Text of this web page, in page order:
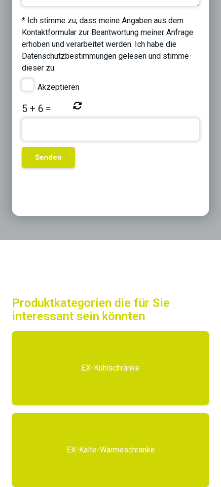
* Ich stimme zu, dass meine Angaben aus dem
Kontaktformular zur Beantwortung meiner Anfrage
erhoben und verarbeitet werden. Ich habe die
Datenschutzbestimmungen gelesen und stimme
dieser zu.
Akzeptieren
5 + 6 =
Produktkategorien die für Sie
interessant sein könnten
EX-Kühlschränke
EX-Kälte-Wärmeschränke